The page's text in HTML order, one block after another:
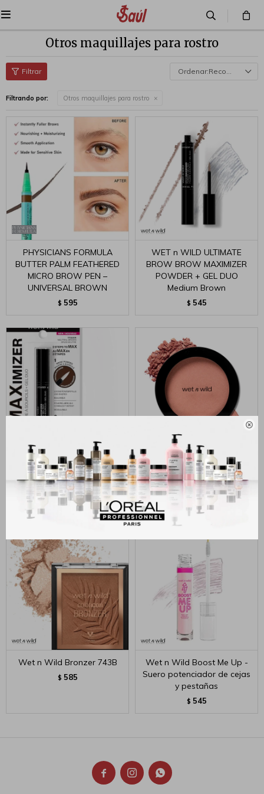


Otros maquillajes para rostro
Recomendados
Filtrando por: Otros maquillajes para rostro
PHYSICIANS FORMULA
BUTTER PALM FEATHERED
MICRO BROW PEN –
UNIVERSAL BROWN
$ 595
WET n WILD ULTIMATE
BROW BROW MAXIMIZER
POWDER + GEL DUO
Medium Brown
$ 545
Maximizador De Cejas Wet
N Wild Polvo + Gel Duo Ash
Brown
545
Wet n Wild Rubor
Pearlesvent Pink
Wet n Wild Bronzer 743B
$ 585
Wet n Wild Boost Me Up -
Suero potenciador de cejas
y pestañas
$ 545
  